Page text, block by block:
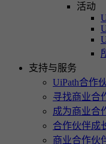
活动
支持与服务
UiPath合作
寻找商业合
成为商业合
合作伙伴成
商业合作伙